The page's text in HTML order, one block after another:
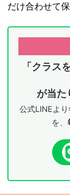
だけ合わせて
「クラス
が当た
公式LINEよ
を、